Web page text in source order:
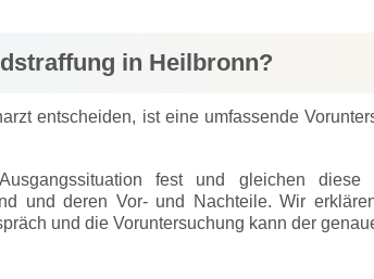
in Heilbronn?
entscheiden, ist eine umfassende
fest und gleichen
und deren Vor- und Nachteile. Wir
und die Voruntersuchung kann der